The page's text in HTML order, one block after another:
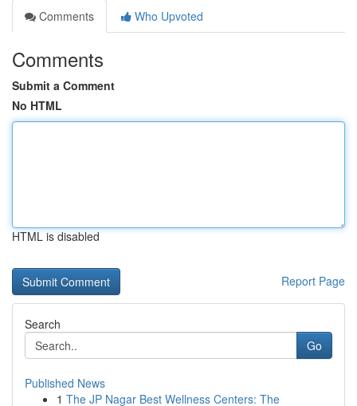
Comments
Who Upvoted
Comments
Submit a Comment
No HTML
HTML is disabled
Report Page
Search
Go
Published News
1 The JP Nagar Best Wellness Centers: The